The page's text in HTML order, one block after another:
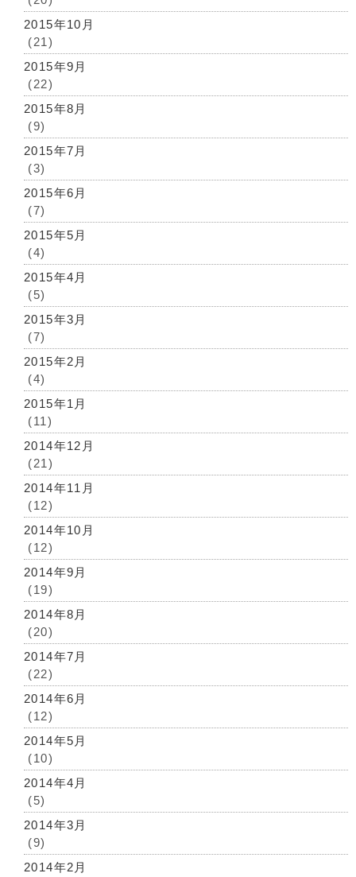
2015年10月
(21)
2015年9月
(22)
2015年8月
(9)
2015年7月
(3)
2015年6月
(7)
2015年5月
(4)
2015年4月
(5)
2015年3月
(7)
2015年2月
(4)
2015年1月
(11)
2014年12月
(21)
2014年11月
(12)
2014年10月
(12)
2014年9月
(19)
2014年8月
(20)
2014年7月
(22)
2014年6月
(12)
2014年5月
(10)
2014年4月
(5)
2014年3月
(9)
2014年2月